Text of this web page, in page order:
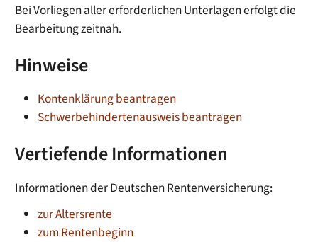
Bei Vorliegen aller erforderlichen Unterlagen erfolgt die
Bearbeitung zeitnah.
Hinweise
Kontenklärung beantragen
Schwerbehindertenausweis beantragen
Vertiefende Informationen
Informationen der Deutschen Rentenversicherung:
zur Altersrente
zum Rentenbeginn